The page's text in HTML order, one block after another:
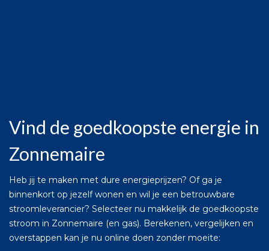
Vind de goedkoopste energie in
Zonnemaire
Heb jij te maken met dure energieprijzen? Of ga je
binnenkort op jezelf wonen en wil je een betrouwbare
stroomleverancier? Selecteer nu makkelijk de goedkoopste
stroom in Zonnemaire (en gas). Berekenen, vergelijken en
overstappen kan je nu online doen zonder moeite: